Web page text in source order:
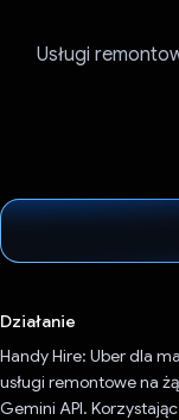
Usługi
Działanie
Handy Hire: Uber dla
usługi remontowe na
Gemini API.